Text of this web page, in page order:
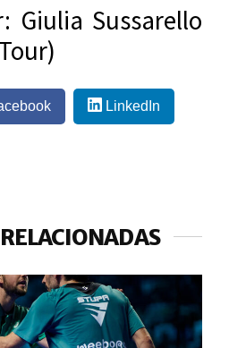
Giulia Sussarello
LinkedIn